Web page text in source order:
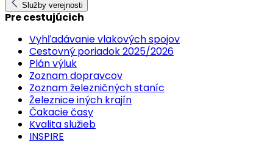
Služby verejnosti
Pre cestujúcich
Vyhľadávanie vlakových spojov
Cestovný poriadok 2025/2026
Plán výluk
Zoznam dopravcov
Zoznam železničných staníc
Železnice iných krajín
Čakacie časy
Kvalita služieb
INSPIRE